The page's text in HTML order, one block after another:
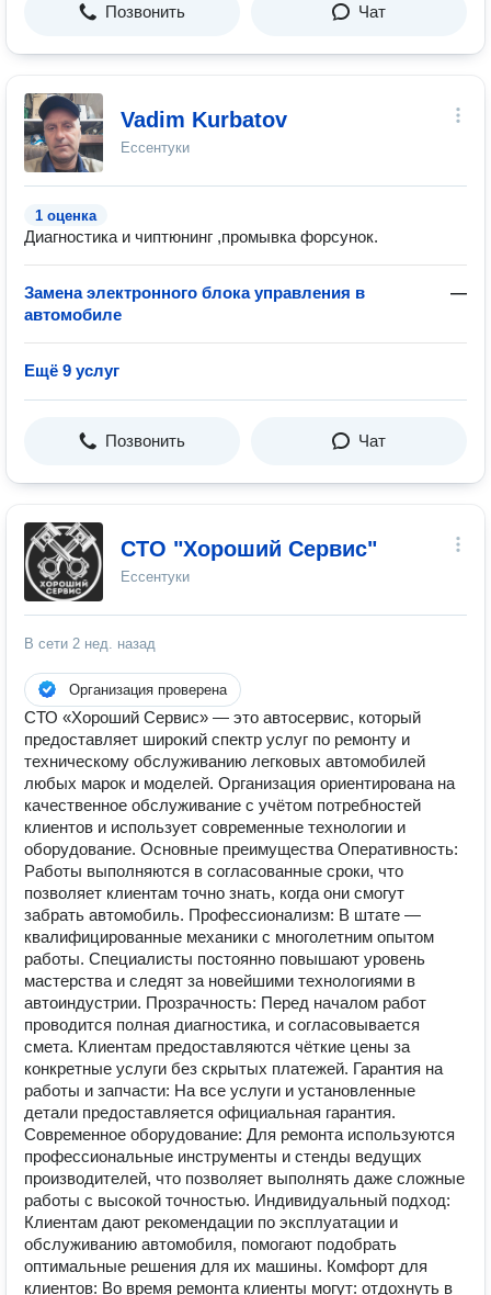
Позвонить Чат
Vadim Kurbatov
Ессентуки
1 оценка
Диагностика и чиптюнинг ,промывка форсунок.
Замена электронного блока управления в
автомобиле
—
Ещё 9 услуг
Позвонить Чат
СТО "Хороший Сервис"
Ессентуки
В сети 2 нед. назад
Организация проверена
СТО «Хороший Сервис» — это автосервис, который
предоставляет широкий спектр услуг по ремонту и
техническому обслуживанию легковых автомобилей
любых марок и моделей. Организация ориентирована на
качественное обслуживание с учётом потребностей
клиентов и использует современные технологии и
оборудование. Основные преимущества Оперативность:
Работы выполняются в согласованные сроки, что
позволяет клиентам точно знать, когда они смогут
забрать автомобиль. Профессионализм: В штате —
квалифицированные механики с многолетним опытом
работы. Специалисты постоянно повышают уровень
мастерства и следят за новейшими технологиями в
автоиндустрии. Прозрачность: Перед началом работ
проводится полная диагностика, и согласовывается
смета. Клиентам предоставляются чёткие цены за
конкретные услуги без скрытых платежей. Гарантия на
работы и запчасти: На все услуги и установленные
детали предоставляется официальная гарантия.
Современное оборудование: Для ремонта используются
профессиональные инструменты и стенды ведущих
производителей, что позволяет выполнять даже сложные
работы с высокой точностью. Индивидуальный подход:
Клиентам дают рекомендации по эксплуатации и
обслуживанию автомобиля, помогают подобрать
оптимальные решения для их машины. Комфорт для
клиентов: Во время ремонта клиенты могут: отдохнуть в